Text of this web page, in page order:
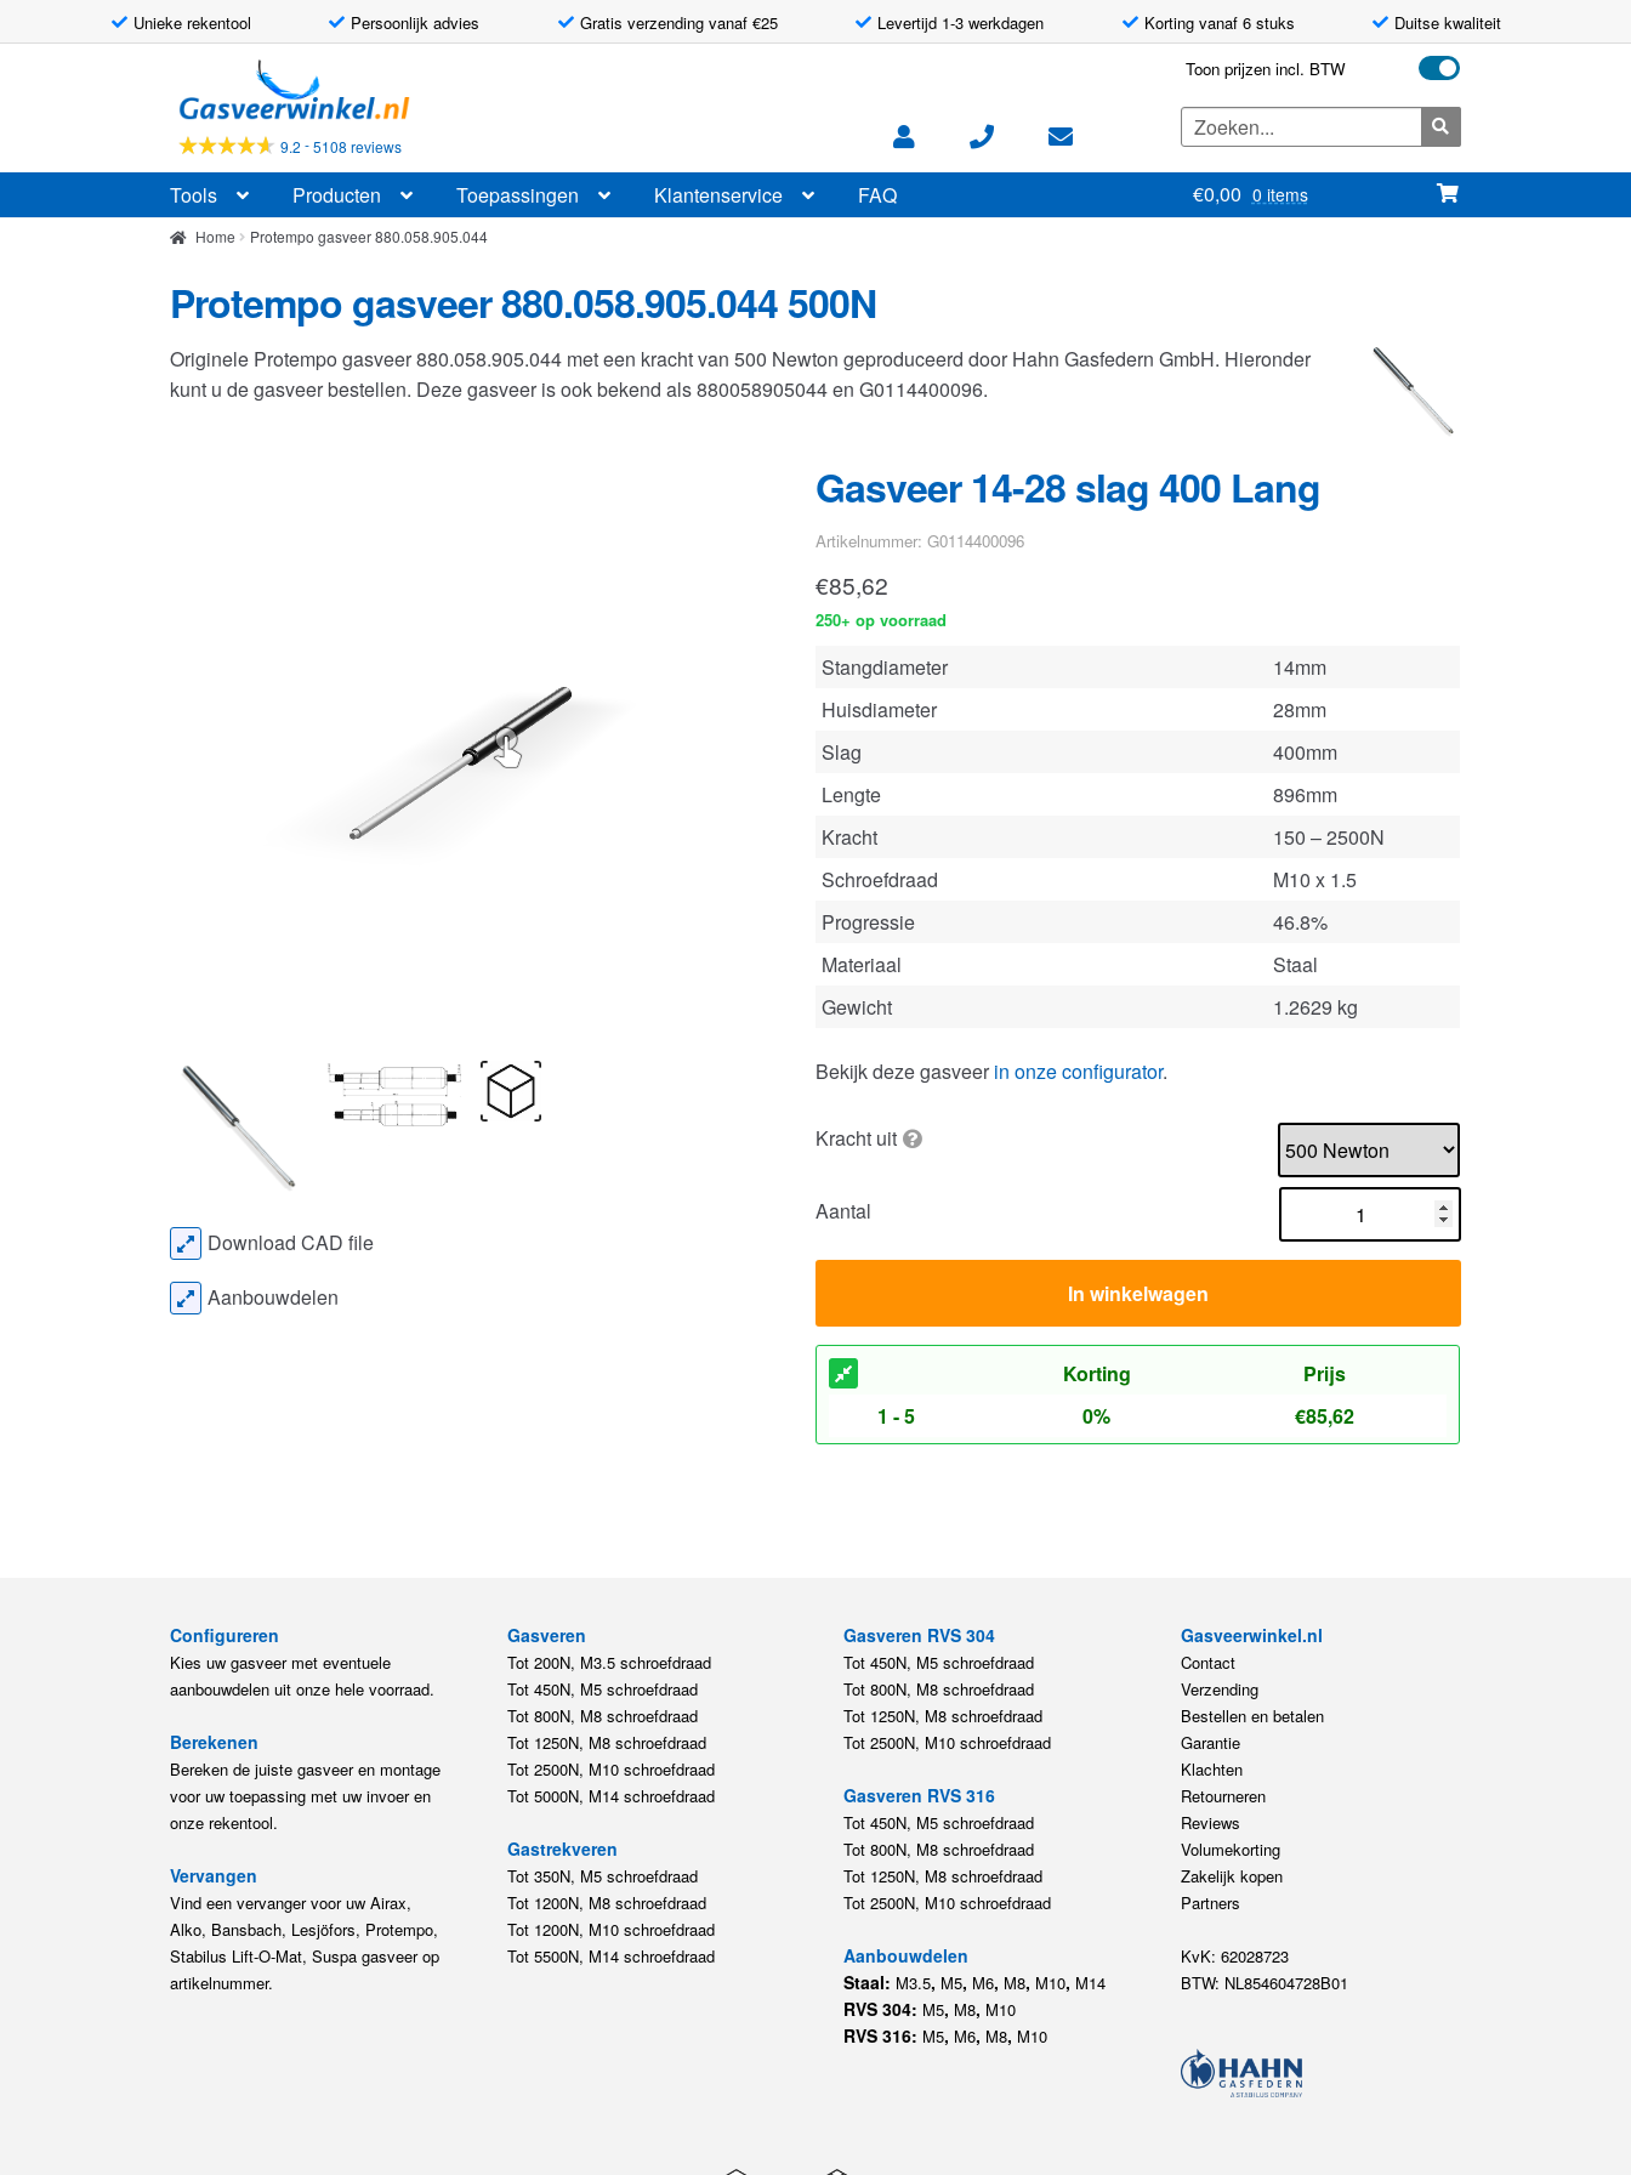
Unieke rekentool Persoonlijk advies Gratis verzending vanaf €25 Levertijd 1-3 werkdagen Korting vanaf 6 stuks Duitse kwaliteit
door
naar
navigatie
naar
de
inhoud
9.2 -5108 reviews
Toon prijzen incl. BTW
Zoeken
naar:
Tools Producten Toepassingen Klantenservice FAQ €0,00 0 items
Home Protempo gasveer 880.058.905.044
Protempo gasveer 880.058.905.044 500N
Originele Protempo gasveer 880.058.905.044 met een kracht van 500 Newton geproduceerd door Hahn Gasfedern GmbH. Hieronder
kunt u de gasveer bestellen. Deze gasveer is ook bekend als 880058905044 en G0114400096.
Gasveer 14-28 slag 400 Lang
Artikelnummer: G0114400096
€85,62
250+ op voorraad
Stangdiameter
14mm
Huisdiameter
28mm
Slag
400mm
Lengte
896mm
Kracht
150 – 2500N
Schroefdraad
M10 x 1.5
Progressie
46.8%
Materiaal
Staal
Gewicht
1.2629 kg
Bekijk deze gasveer in onze configurator.
Kracht uit
Aantal
In winkelwagen
Korting
Prijs
1 - 5
0% €85,62
Download CAD file
Aanbouwdelen
Configureren
Kies uw gasveer met eventuele
aanbouwdelen uit onze hele voorraad.
Berekenen
Bereken de juiste gasveer en montage
voor uw toepassing met uw invoer en
onze rekentool.
Vervangen
Vind een vervanger voor uw Airax,
Alko, Bansbach, Lesjöfors, Protempo,
Stabilus Lift-O-Mat, Suspa gasveer op
artikelnummer.
Gasveren
Tot 200N, M3.5 schroefdraad
Tot 450N, M5 schroefdraad
Tot 800N, M8 schroefdraad
Tot 1250N, M8 schroefdraad
Tot 2500N, M10 schroefdraad
Tot 5000N, M14 schroefdraad
Gastrekveren
Tot 350N, M5 schroefdraad
Tot 1200N, M8 schroefdraad
Tot 1200N, M10 schroefdraad
Tot 5500N, M14 schroefdraad
Gasveren RVS 304
Tot 450N, M5 schroefdraad
Tot 800N, M8 schroefdraad
Tot 1250N, M8 schroefdraad
Tot 2500N, M10 schroefdraad
Gasveren RVS 316
Tot 450N, M5 schroefdraad
Tot 800N, M8 schroefdraad
Tot 1250N, M8 schroefdraad
Tot 2500N, M10 schroefdraad
Aanbouwdelen
Staal: M3.5, M5, M6, M8, M10, M14
RVS 304: M5, M8, M10
RVS 316: M5, M6, M8, M10
Gasveerwinkel.nl
Contact
Verzending
Bestellen en betalen
Garantie
Klachten
Retourneren
Reviews
Volumekorting
Zakelijk kopen
Partners
KvK: 62028723
BTW: NL854604728B01